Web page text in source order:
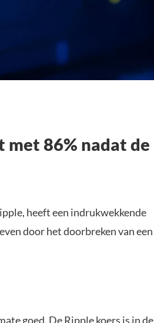
met 86% nadat de
heeft een indrukwekkende
door het doorbreken van een
goed. DeRipple koers is in de